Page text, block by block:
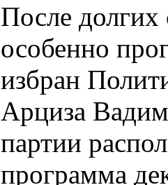
После долгих
особенно
избран
Арциза
партии
программа